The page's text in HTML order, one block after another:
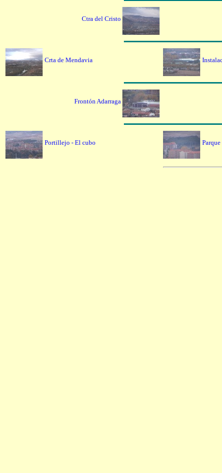
Ctra del Cristo
Crta de Mendavia
Frontón Adarraga
Portillejo - El cubo